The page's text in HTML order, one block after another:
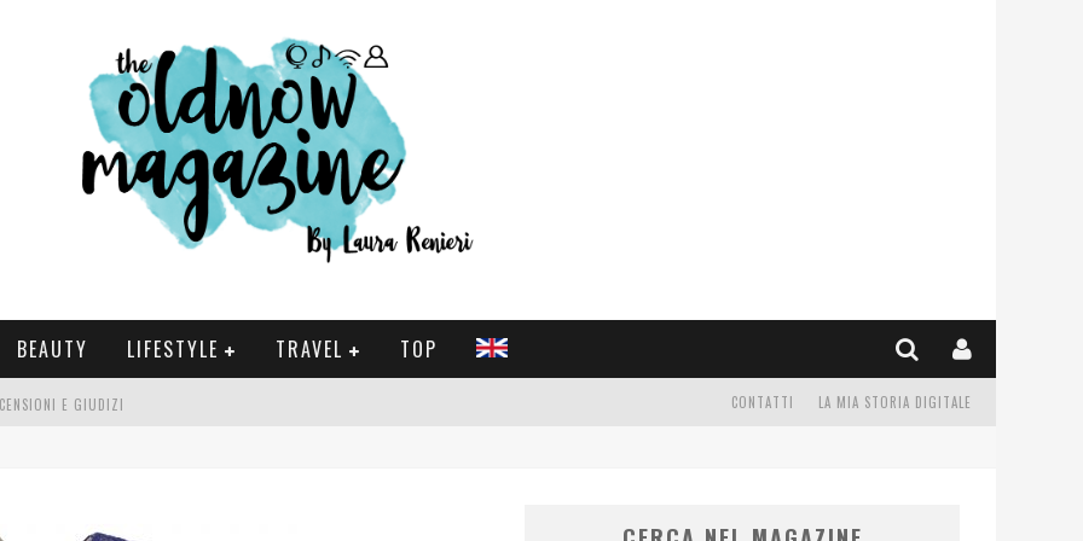
BEAUTY LIFESTYLE TRAVEL TOP
E GIUDIZI
SERIE TV VISTI NEL 2025
LA MIA STORIA DIGITALE
CONTATTI